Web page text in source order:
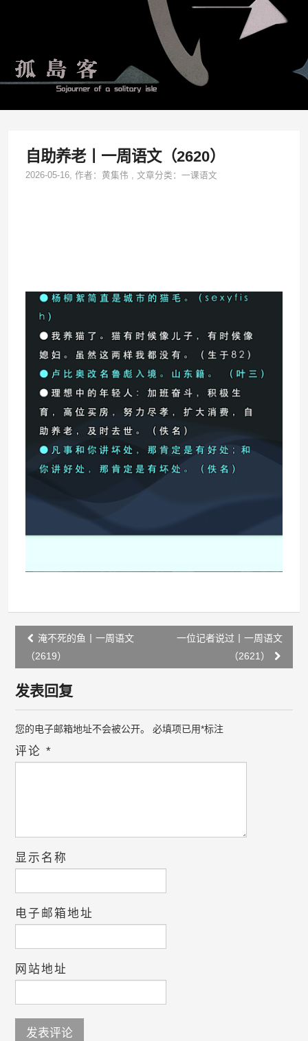
自助养老丨一周语文（2620）
2026-05-16, 作者：黄集伟 ,文章分类：一课语文
Post
navigation
淹不死的鱼丨一周语文
（2619）
一位记者说过丨一周语文
（2621）
发表回复
您的电子邮箱地址不会被公开。 必填项已用*标注
评论*
显示名称
电子邮箱地址
网站地址